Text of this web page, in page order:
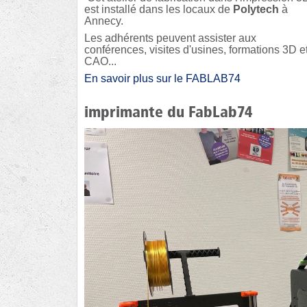
est installé dans les locaux de Polytech à
Annecy.
Les adhérents peuvent assister aux
conférences, visites d'usines, formations 3D
CAO...
En savoir plus sur le FABLAB74
imprimante du FabLab74